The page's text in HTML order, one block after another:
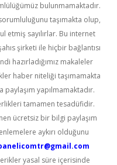
bulunmamaktadır.
taşımakta olup,
etmiş sayılırlar. Bu internet
şirketi ile hiçbir bağlantısı
hazırladığımız makaleler
haber niteliği taşımamakta
yapılmamaktadır.
tamamen tesadüfidir.
ücretsiz bir bilgi paylaşım
aykırı olduğunu
yasal süre içerisinde